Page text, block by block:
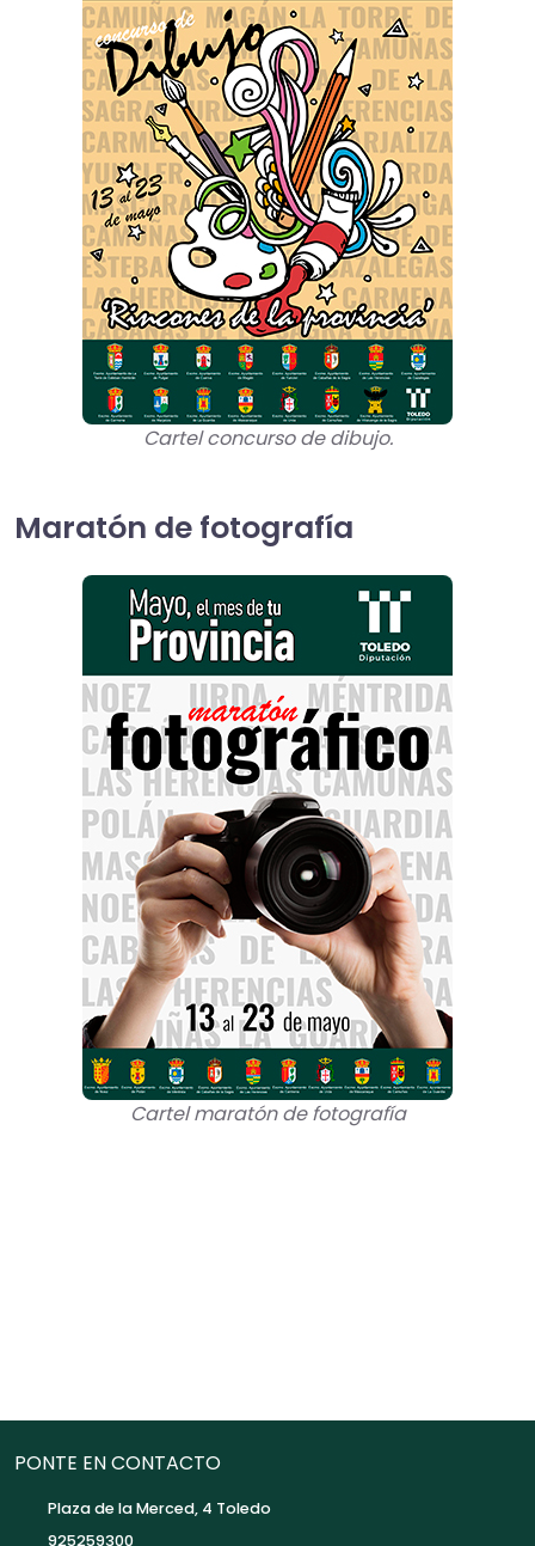
Cartel concurso de dibujo.
Maratón de fotografía
Cartel maratón de fotografía
PONTE EN CONTACTO
Plaza de la Merced, 4 Toledo
925259300